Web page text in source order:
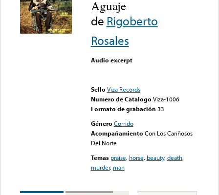
Aguaje
de Rigoberto
Rosales
Audio excerpt
Sello Viza Records
Numero de Catalogo Viza-1006
Formato de grabación 33
Género Corrido
Acompañamiento Con Los Cariñosos
Del Norte
Temas praise, horse, beauty,death,
murder, man